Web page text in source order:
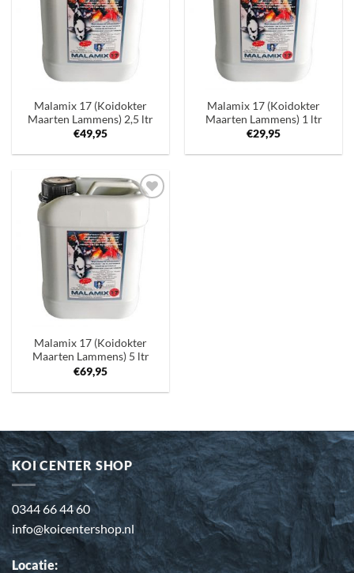
Malamix 17 (Koidokter
Maarten Lammens) 2,5 ltr
€49,95
Malamix 17 (Koidokter
Maarten Lammens) 1 ltr
€29,95
verlanglijst
Malamix 17 (Koidokter
Maarten Lammens) 5 ltr
€69,95
KOI CENTER SHOP
0344 66 44 60
info@koicentershop.nl
Locatie: